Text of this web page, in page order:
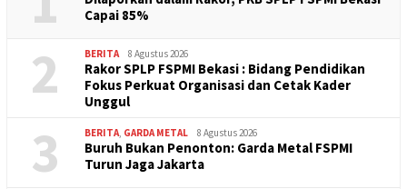
Capai 85%
2 BERITA 8 Agustus 2026
Rakor SPLP FSPMI Bekasi : Bidang Pendidikan
Fokus Perkuat Organisasi dan Cetak Kader
Unggul
3 BERITA, GARDA METAL 8 Agustus 2026
Buruh Bukan Penonton: Garda Metal FSPMI
Turun Jaga Jakarta